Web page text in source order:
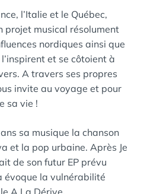
l’Italie et le Québec,
projet musical résolument
nordiques ainsi que
et se côtoient à
A travers ses propres
invite au voyage et pour
sa vie !
sa musique la chanson
et la pop urbaine. Après Je
de son futur EP prévu
évoque la vulnérabilité
A La Dérive.